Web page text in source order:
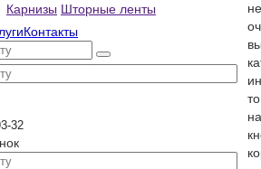
Карнизы Шторные ленты
Контакты
32